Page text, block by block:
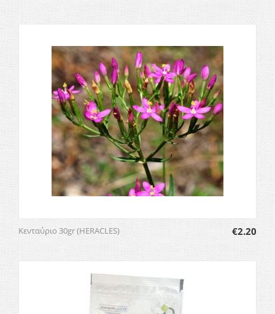
Κενταύριο 30gr (HERACLES) €2.20